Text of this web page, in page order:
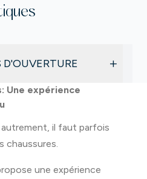
+
Une expérience
il faut parfois
chaussures.
une expérience